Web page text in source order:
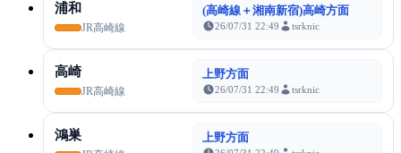
浦和
JR高崎線
(高崎線＋湘南新宿)高崎方面
26/07/31 22:49 tsrknic
高崎
JR高崎線
上野方面
26/07/31 22:49 tsrknic
鴻巣 上野方面